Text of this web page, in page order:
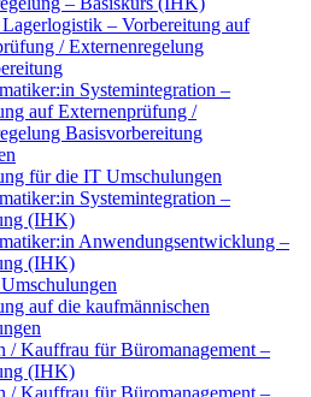
– Vorbereitung auf
/ Externenregelung
Systemintegration –
auf Externenprüfung /
Basisvorbereitung
für die IT Umschulungen
Systemintegration –
(IHK)
Anwendungsentwicklung –
(IHK)
auf die kaufmännischen
/ Kauffrau für Büromanagement –
(IHK)
/ Kauffrau für Büromanagement –